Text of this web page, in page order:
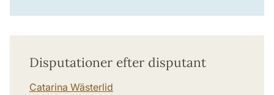
Disputationer efter disputant
Catarina Wästerlid